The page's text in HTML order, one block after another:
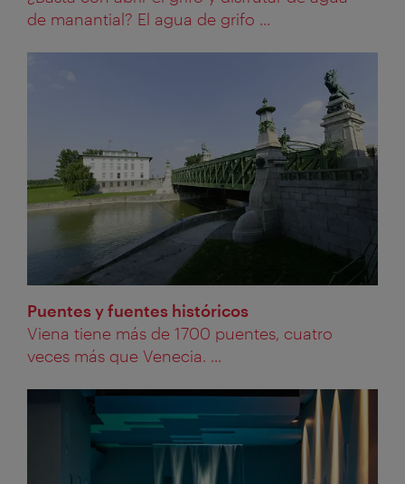
de manantial? El agua de grifo ...
Puentes y fuentes históricos
Viena tiene más de 1700 puentes, cuatro
veces más que Venecia. ...